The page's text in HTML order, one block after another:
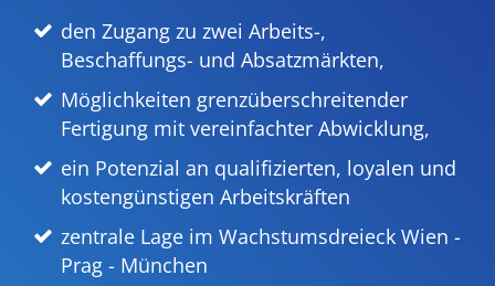
den Zugang zu zwei Arbeits-,
Beschaffungs- und Absatzmärkten,
Möglichkeiten grenzüberschreitender
Fertigung mit vereinfachter Abwicklung,
ein Potenzial an qualifizierten, loyalen und
kostengünstigen Arbeitskräften
zentrale Lage im Wachstumsdreieck Wien -
Prag - München